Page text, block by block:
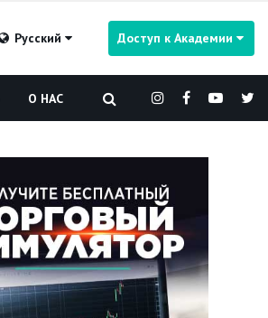
Русский Доступ к Академии
О НАС